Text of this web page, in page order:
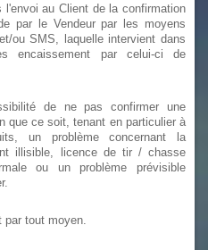
au Client de la confirmation
par le Vendeur par les moyens
ou SMS, laquelle intervient dans
encaissement par celui-ci de
de ne pas confirmer une
que ce soit, tenant en particulier à
un problème concernant la
illisible, licence de tir / chasse
ou un problème prévisible
par tout moyen.